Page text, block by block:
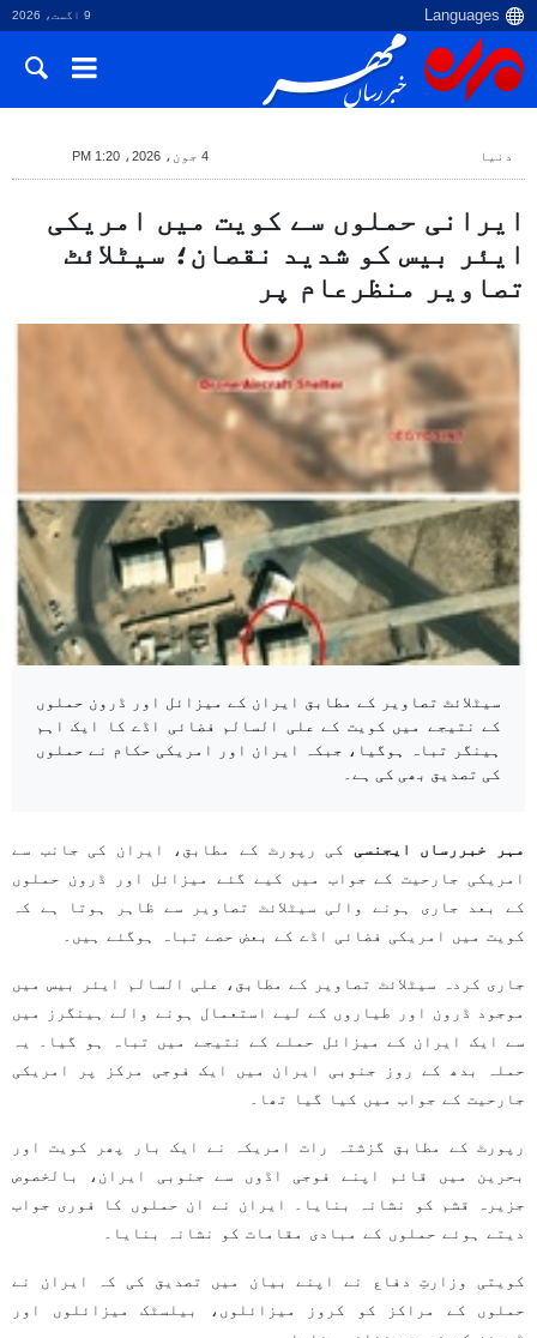
9 اگست، 2026
دنیا 4 جون، 2026، 1:20 PM
ایرانی حملوں سے کویت میں امریکی
ایئر بیس کو شدید نقصان؛ سیٹلائٹ
تصاویر منظرعام پر
سیٹلائٹ تصاویر کے مطابق ایران کے میزائل اور ڈرون حملوں
کے نتیجے میں کویت کے علی السالم فضائی اڈے کا ایک اہم
ہینگر تباہ ہوگیا، جبکہ ایران اور امریکی حکام نے حملوں
کی تصدیق بھی کی ہے۔
مہر خبررساں ایجنسی کی رپورٹ کے مطابق، ایران کی جانب سے
امریکی جارحیت کے جواب میں کیے گئے میزائل اور ڈرون حملوں
کے بعد جاری ہونے والی سیٹلائٹ تصاویر سے ظاہر ہوتا ہے کہ
کویت میں امریکی فضائی اڈے کے بعض حصے تباہ ہوگئے ہیں۔
جاری کردہ سیٹلائٹ تصاویر کے مطابق، علی السالم ایئر بیس میں
موجود ڈرون اور طیاروں کے لیے استعمال ہونے والے ہینگرز میں
سے ایک ایران کے میزائل حملے کے نتیجے میں تباہ ہو گیا۔ یہ
حملہ بدھ کے روز جنوبی ایران میں ایک فوجی مرکز پر امریکی
جارحیت کے جواب میں کیا گیا تھا۔
رپورٹ کے مطابق گزشتہ رات امریکہ نے ایک بار پھر کویت اور
بحرین میں قائم اپنے فوجی اڈوں سے جنوبی ایران، بالخصوص
جزیرہ قشم کو نشانہ بنایا۔ ایران نے ان حملوں کا فوری جواب
دیتے ہوئے حملوں کے مبادی مقامات کو نشانہ بنایا۔
کویتی وزارتِ دفاع نے اپنے بیان میں تصدیق کی کہ ایران نے
حملوں کے مراکز کو کروز میزائلوں، بیلسٹک میزائلوں اور